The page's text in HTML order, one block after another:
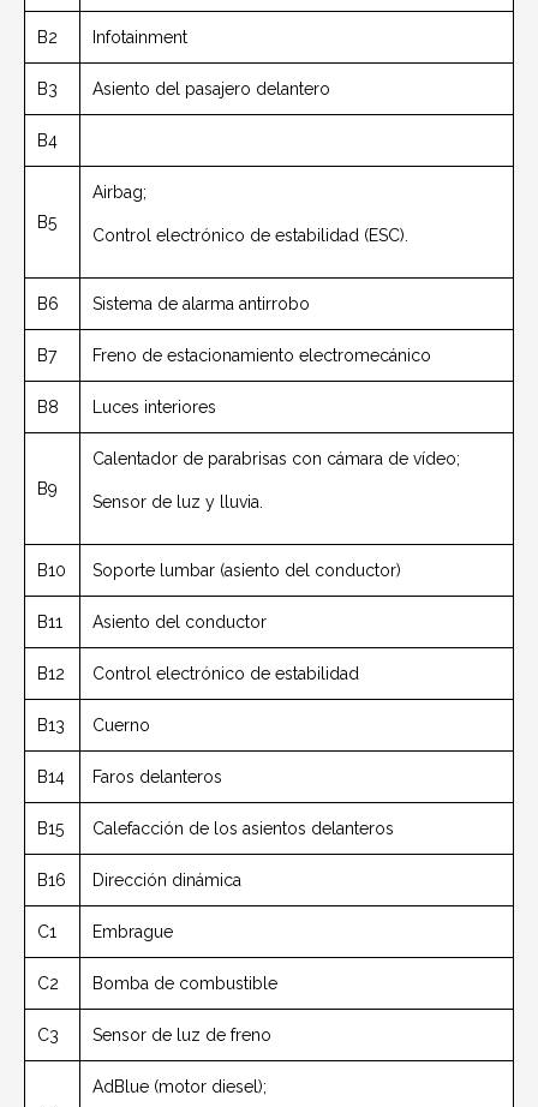
B2 Infotainment
B3 Asiento del pasajero delantero
B4
B5
Airbag;
Control electrónico de estabilidad (ESC).
B6 Sistema de alarma antirrobo
B7 Freno de estacionamiento electromecánico
B8 Luces interiores
B9
Calentador de parabrisas con cámara de vídeo;
Sensor de luz y lluvia.
B10 Soporte lumbar (asiento del conductor)
B11 Asiento del conductor
B12 Control electrónico de estabilidad
B13 Cuerno
B14 Faros delanteros
B15 Calefacción de los asientos delanteros
B16 Dirección dinámica
C1 Embrague
C2 Bomba de combustible
C3 Sensor de luz de freno
AdBlue (motor diesel);